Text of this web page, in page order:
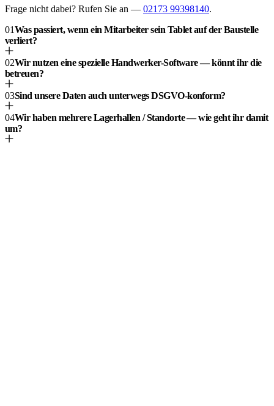
Frage nicht dabei? Rufen Sie an — 02173 99398140.
01Was passiert, wenn ein Mitarbeiter sein Tablet auf der Baustelle
verliert?
02Wir nutzen eine spezielle Handwerker-Software — könnt ihr die
betreuen?
03Sind unsere Daten auch unterwegs DSGVO-konform?
04Wir haben mehrere Lagerhallen / Standorte — wie geht ihr damit
um?